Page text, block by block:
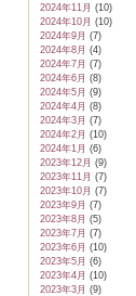
2024年11月 (10)
2024年10月 (10)
2024年9月 (7)
2024年8月 (4)
2024年7月 (7)
2024年6月 (8)
2024年5月 (9)
2024年4月 (8)
2024年3月 (7)
2024年2月 (10)
2024年1月 (6)
2023年12月 (9)
2023年11月 (7)
2023年10月 (7)
2023年9月 (7)
2023年8月 (5)
2023年7月 (7)
2023年6月 (10)
2023年5月 (6)
2023年4月 (10)
2023年3月 (9)